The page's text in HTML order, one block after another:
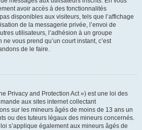
avoir accès à des fonctionnalités
disponibles aux visiteurs, tels que l’affichage
de la messagerie privée, l’envoi de
utilisateurs, l’adhésion à un groupe
ne vous prend qu’un court instant, c’est
de le faire.
Privacy and Protection Act ») est une loi des
aux sites internet collectant
sur les mineurs âgés de moins de 13 ans un
ou des tuteurs légaux des mineurs concernés.
s’applique également aux mineurs âgés de